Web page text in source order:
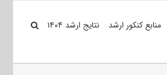
منابع کنکور ارشد نتایج ارشد ۱۴۰۴